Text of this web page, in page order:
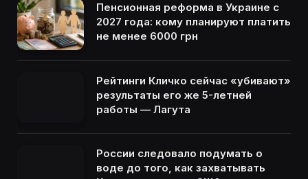
Пенсионная реформа в Украине с
2027 года: кому планируют платить
не менее 6000 грн
Рейтинги Кличко сейчас «убивают»
результаты его же 5-летней
работы — Лагута
России следовало подумать о
воде до того, как захватывать